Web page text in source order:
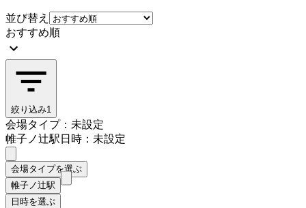
並び替え
おすすめ順
絞り込み1
会場タイプ：未設定
帷子ノ辻駅日時：未設定
会場タイプを選ぶ
帷子ノ辻駅
日時を選ぶ